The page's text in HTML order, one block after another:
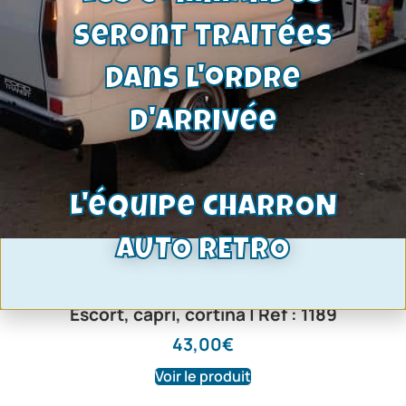
Escort, capri, cortina | Ref : 1189
43,00€
Voir le produit
seront traitées
dans l'ordre
d'arrivée
L'équipe CHARRON
AUTO RETRO